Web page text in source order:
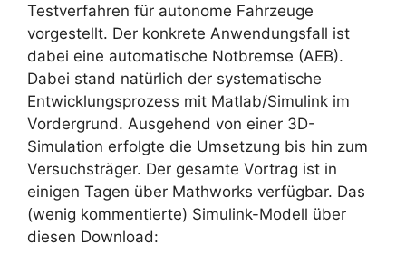
Testverfahren für autonome Fahrzeuge
vorgestellt. Der konkrete Anwendungsfall ist
dabei eine automatische Notbremse (AEB).
Dabei stand natürlich der systematische
Entwicklungsprozess mit Matlab/Simulink im
Vordergrund. Ausgehend von einer 3D-
Simulation erfolgte die Umsetzung bis hin zum
Versuchsträger. Der gesamte Vortrag ist in
einigen Tagen über Mathworks verfügbar. Das
(wenig kommentierte) Simulink-Modell über
diesen Download: